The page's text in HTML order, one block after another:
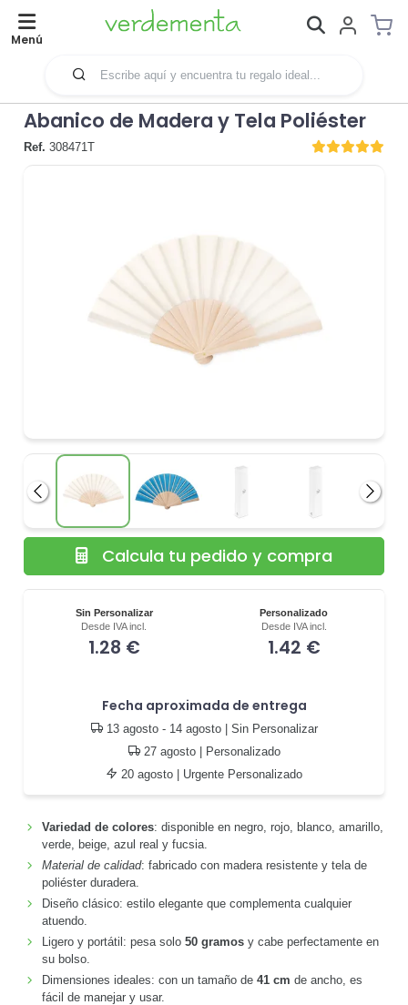
Menú
Abanico de Madera y Tela Poliéster
Ref. 308471T
Anterior
Sin Personalizar
Desde IVA incl.
1.28 €
Personalizado
Desde IVA incl.
1.42 €
Fecha aproximada de entrega
13 agosto - 14 agosto| Sin Personalizar
27 agosto| Personalizado
20 agosto | Urgente Personalizado
Calcula tu pedido y compra
Variedad de colores: disponible en negro, rojo, blanco, amarillo,
verde, beige, azul real y fucsia.
Material de calidad: fabricado con madera resistente y tela de
poliéster duradera.
Diseño clásico: estilo elegante que complementa cualquier
atuendo.
Ligero y portátil: pesa solo 50 gramosy cabe perfectamente en
su bolso.
Dimensiones ideales: con un tamaño de 41 cm de ancho, es
fácil de manejar y usar.